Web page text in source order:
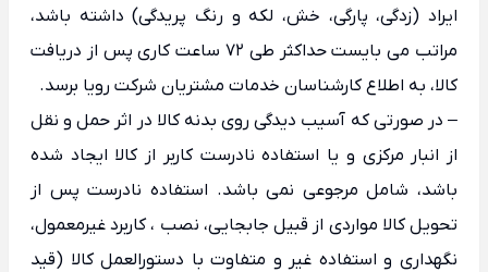
ایراد (زدگی، پارگی، خش، لکه و رنگ پریدگی) داشته باشد،
مراتب می بایست حداکثر طی 72 ساعت کاری پس از دریافت
کالا، به اطلاع کارشناسان خدمات مشتریان شرکت رویا برسد.
– در صورتی که آسیب دیدگی روی بدنه کالا در اثر حمل و نقل
از انبار مرکزی و یا استفاده نادرست کاربر از کالا ایجاد شده
باشد، شامل مرجوعی نمی باشد. استفاده نادرست پس از
تحویل کالا مواردی از قبیل جابجایی، نصب ، کاربرد غیرمعمول،
نگهداری و استفاده غیر و متفاوت با دستورالعمل کالا (قید